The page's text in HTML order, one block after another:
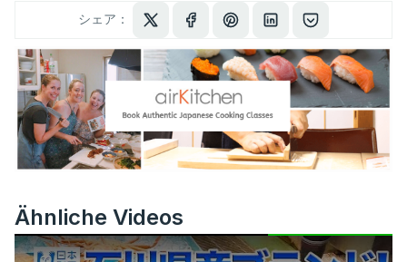
シェア：
Ähnliche Videos